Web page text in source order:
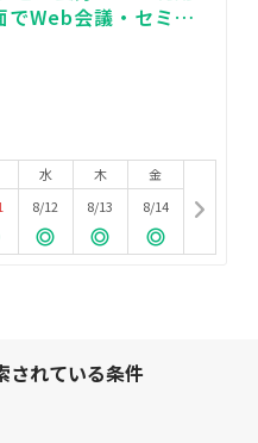
Web会議・セミナ
水
8/12
木
8/13
金
8/14
されている条件